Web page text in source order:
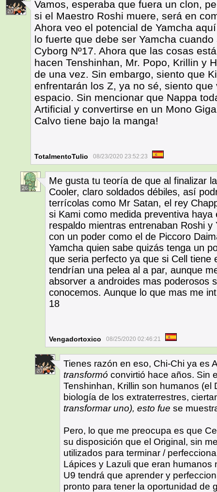
20
Vamos, esperaba que fuera un clon,
si el Maestro Roshi muere, será en
Ahora veo el potencial de Yamcha
lo fuerte que debe ser Yamcha
Cyborg Nº17. Ahora que las cosas
hacen Tenshinhan, Mr. Popo, Krillin y
de una vez. Sin embargo, siento que
enfrentarán los Z, ya no sé, siento
espacio. Sin mencionar que Nappa
Artificial y convertirse en un Mono
Calvo tiene bajo la manga!
TotalmentoTulio 08/23/2020 23:52:23
26
Me gusta tu teoría de que al finalizar
Cooler, claro soldados débiles, así
terrícolas como Mr Satan, el rey
si Kami como medida preventiva
respaldo mientras entrenaban Roshi
con un poder como el de Piccoro
Yamcha quien sabe quizás tenga un
que seria perfecto ya que si Cell tiene
tendrían una pelea al a par, aunque
absorver a androides mas poderosos
conocemos. Aunque lo que mas me
18
Vengadortoxico 08/25/2020 02:46:21
20
Tienes razón en eso, Chi-Chi ya es
transformó convirtió hace años. Sin
Tenshinhan, Krillin son humanos
biología de los extraterrestres,
transformar uno), esto fue se
Pero, lo que me preocupa es que
su disposición que el Original, sin
utilizados para terminar /
Lápices y Lazuli que eran humanos
U9 tendrá que aprender y
pronto para tener la oportunidad de